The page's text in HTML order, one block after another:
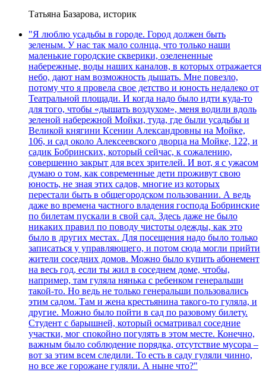
Татьяна Базарова, историк
"Я люблю усадьбы в городе. Город должен быть
зеленым. У нас так мало солнца, что только наши
маленькие городские скверики, озелененные
набережные, воды наших каналов, в которых отражается
небо, дают нам возможность дышать. Мне повезло,
потому что я провела свое детство и юность недалеко от
Театральной площади. И когда надо было идти куда-то
для того, чтобы «дышать воздухом», меня водили вдоль
зеленой набережной Мойки, туда, где были усадьбы и
Великой княгини Ксении Александровны на Мойке,
106, и сад около Алексеевского дворца на Мойке, 122, и
садик Бобринских, который сейчас, к сожалению,
совершенно закрыт для всех зрителей. И вот, я с ужасом
думаю о том, как современные дети проживут свою
юность, не зная этих садов, многие из которых
перестали быть в общегородском пользовании. А ведь
даже во времена частного владения господа Бобринские
по билетам пускали в свой сад. Здесь даже не было
никаких правил по поводу чистоты одежды, как это
было в других местах. Для посещения надо было только
записаться у управляющего, и потом сюда могли прийти
жители соседних домов. Можно было купить абонемент
на весь год, если ты жил в соседнем доме, чтобы,
например, там гуляла нянька с ребенком генеральши
такой-то. Но ведь не только генеральши пользовались
этим садом. Там и жена крестьянина такого-то гуляла, и
другие. Можно было пойти в сад по разовому билету.
Студент с барышней, который осматривал соседние
участки, мог спокойно погулять в этом месте. Конечно,
важным было соблюдение порядка, отсутствие мусора –
вот за этим всем следили. То есть в саду гуляли чинно,
но все же горожане гуляли. А ныне что?"